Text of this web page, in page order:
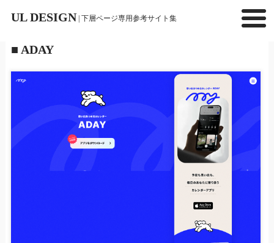
UL DESIGN | 下層ページ専用参考サイト集
■ ADAY